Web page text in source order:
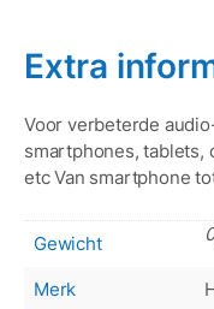
Extra
Voor verbeterde
smartphones, tablets,
etc Van smartphone
Gewicht
Merk